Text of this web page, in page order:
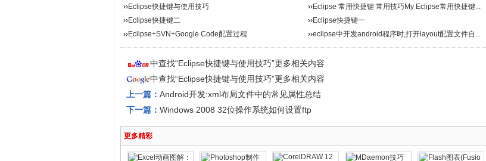
››Eclipse快捷键与使用技巧 ››Eclipse 常用快捷键 常用技巧My Eclipse常用快捷键...
››Eclipse快捷键二 ››Eclipse快捷键一
››Eclipse+SVN+Google Code配置过程 ››eclipse中开发android程序时,打开layout配置文件自...
中查找“Eclipse快捷键与使用技巧”更多相关内容
中查找“Eclipse快捷键与使用技巧”更多相关内容
上一篇： Android开发:xml布局文件中的常见属性总结
下一篇： Windows 2008 32位操作系统如何设置ftp
更多精彩